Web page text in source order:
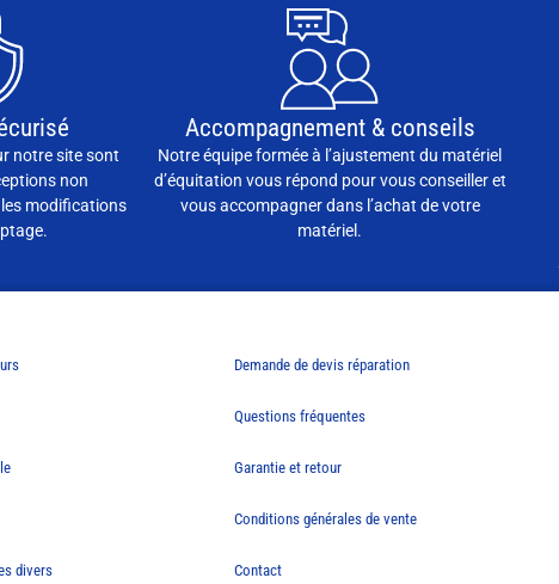
notre site sont
non
modifications
Accompagnement & conseils
Notre équipe formée à l’ajustement du matériel
d’équitation vous répond pour vous conseiller et
vous accompagner dans l’achat de votre
matériel.
divers
Demande de devis réparation
Questions fréquentes
Garantie et retour
Conditions générales de vente
Contact